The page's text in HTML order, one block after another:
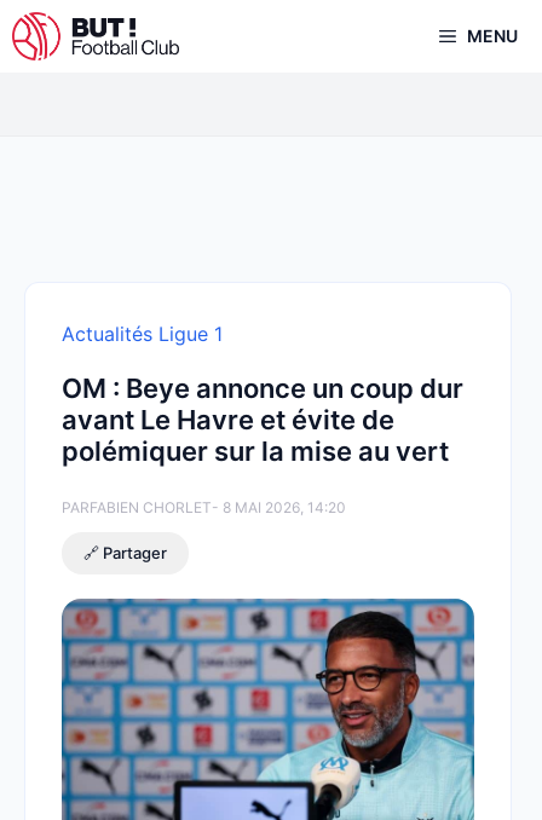
Aller
au
MENU
Actualités Ligue 1
OM : Beye annonce un coup dur
avant Le Havre et évite de
polémiquer sur la mise au vert
PARFABIEN CHORLET- 8 MAI 2026, 14:20
🔗 Partager